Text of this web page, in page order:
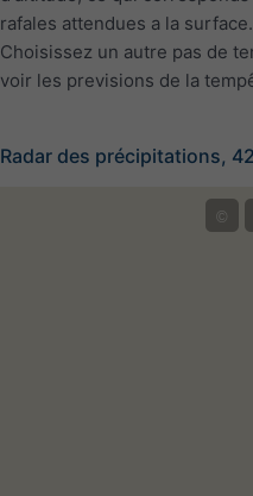
rafales attendues a la surface.
Choisissez un autre pas de
voir les previsions de la
Radar des précipitations,
©